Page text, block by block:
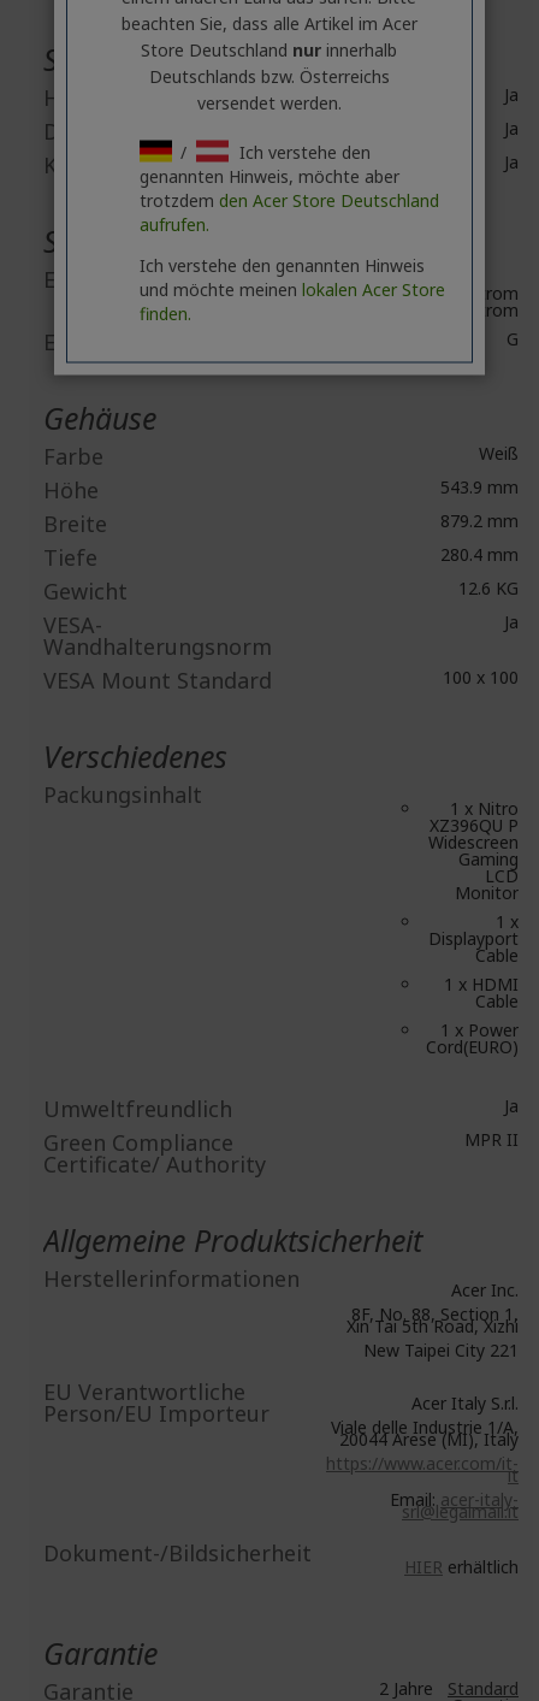
Schnittstellen / Anschlüsse
HDMI Ja
DisplayPort Ja
Kopfhörer Ja
Stromversorgung
Eingangsspannung 120 V Wechselstrom
230 V Wechselstrom
Energieeffizienzklasse G
Gehäuse
Farbe Weiß
Höhe 543.9 mm
Breite 879.2 mm
Tiefe 280.4 mm
Gewicht 12.6 KG
VESA-
Wandhalterungsnorm
Ja
VESA Mount Standard 100 x 100
Verschiedenes
Packungsinhalt 1 x Nitro
XZ396QU P
Widescreen
Gaming
LCD
Monitor
1 x
Displayport
Cable
1 x HDMI
Cable
1 x Power
Cord(EURO)
Umweltfreundlich Ja
Green Compliance
Certificate/ Authority
MPR II
Allgemeine Produktsicherheit
Herstellerinformationen
Acer Inc.
8F, No. 88, Section 1,
Xin Tai 5th Road, Xizhi
New Taipei City 221
EU Verantwortliche
Person/EU Importeur
Acer Italy S.r.l.
Viale delle Industrie 1/A,
20044 Arese (MI), Italy
https://www.acer.com/it-
it
Email:acer-italy-
srl@legalmail.it
Dokument-/Bildsicherheit HIER erhältlich
Garantie
Garantie 2 Jahre Standard
beachten Sie, dass alle Artikel im Acer
Store Deutschland nur innerhalb
Deutschlands bzw. Österreichs
versendet werden.
/
Ich verstehe den
genannten Hinweis, möchte aber
trotzdem den Acer Store Deutschland
aufrufen.
Ich verstehe den genannten Hinweis
und möchte meinen lokalen Acer Store
finden.